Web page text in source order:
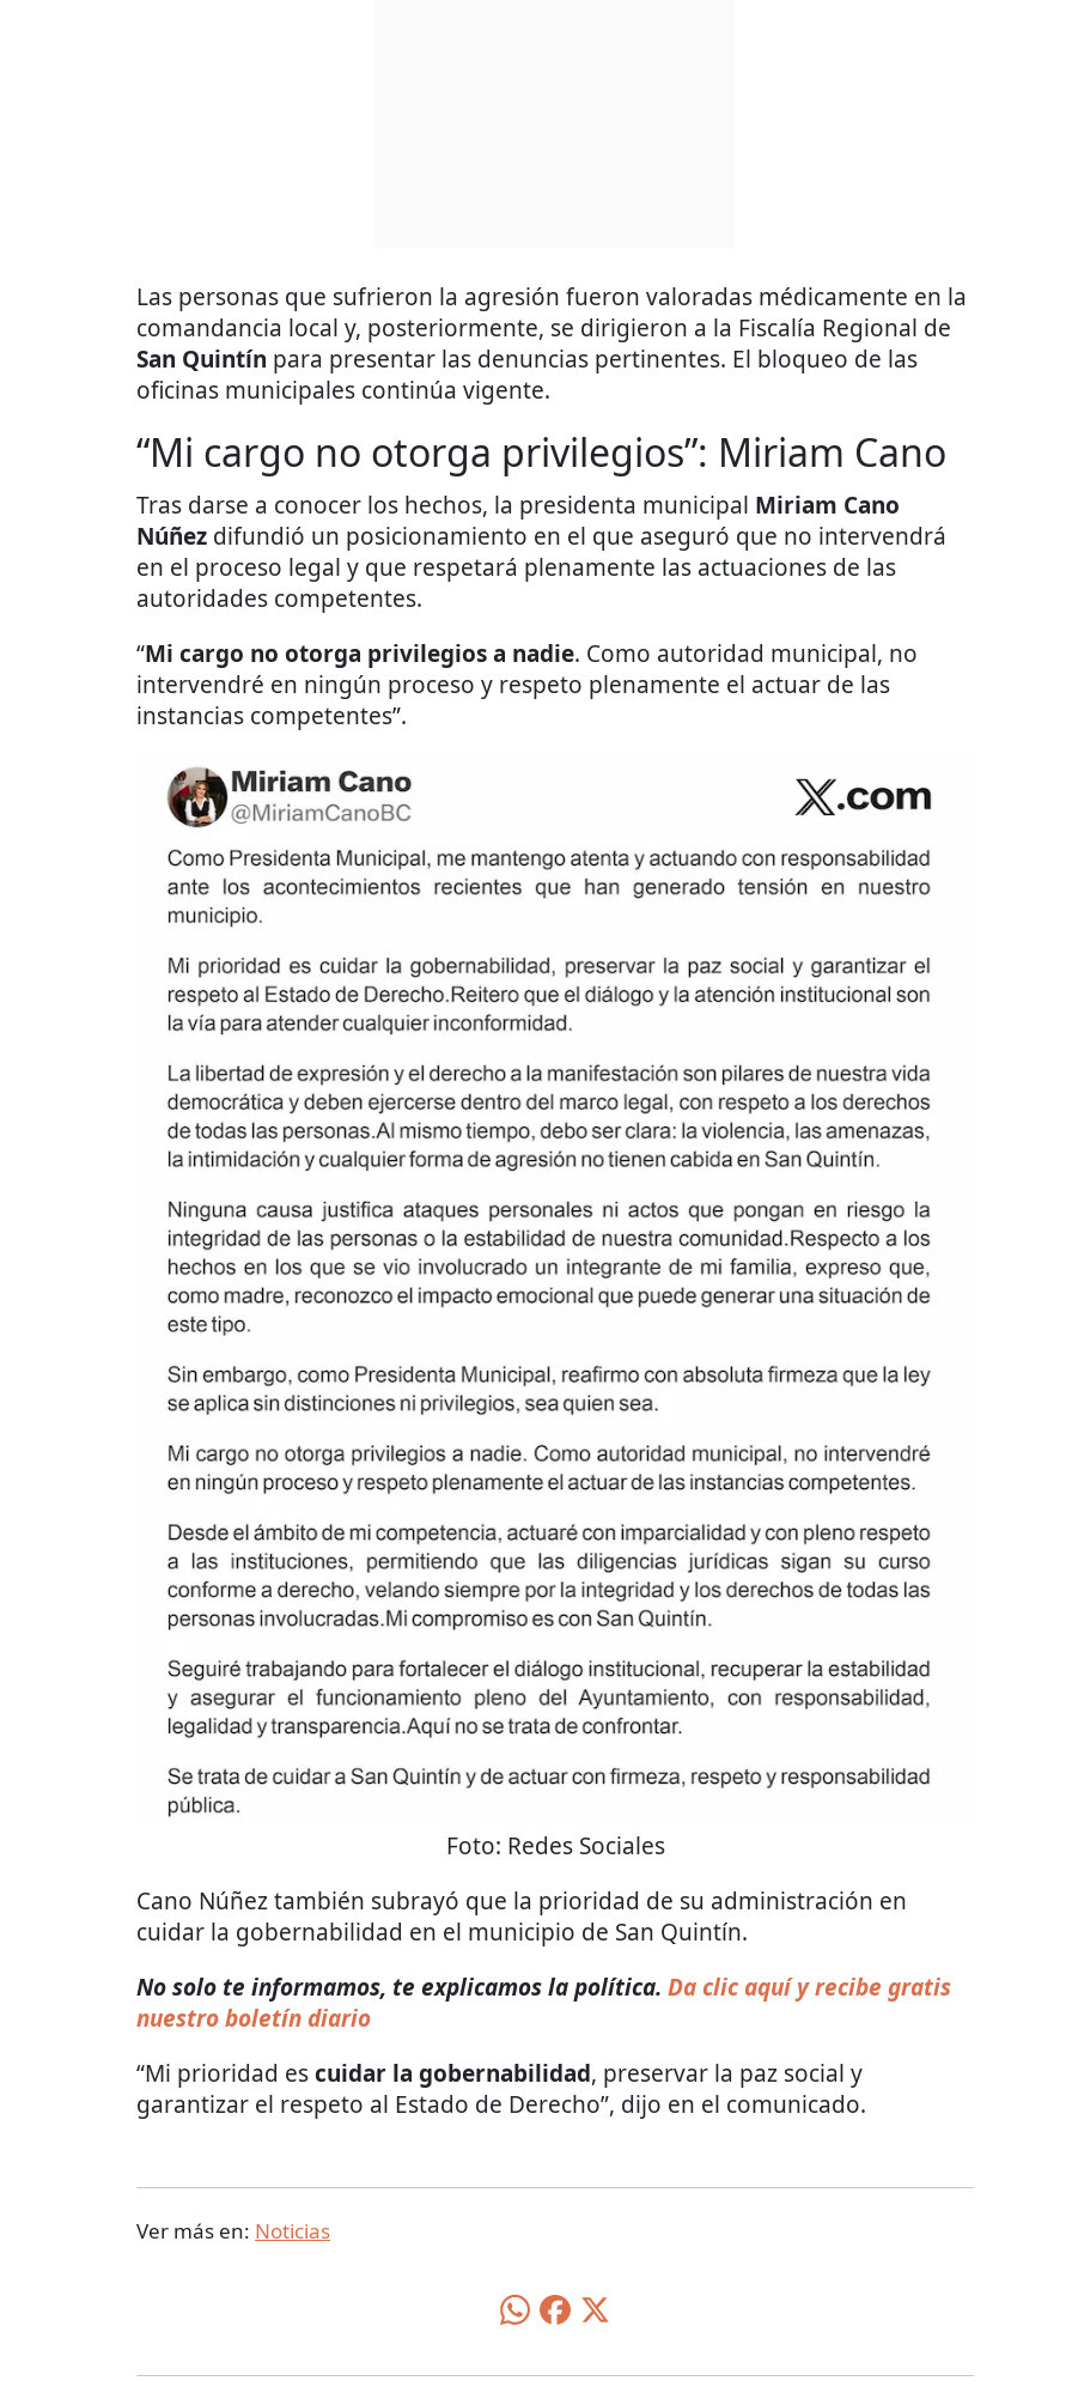
Las personas que sufrieron la agresión fueron valoradas médicamente en la
comandancia local y, posteriormente, se dirigieron a la Fiscalía Regional de
San Quintín para presentar las denuncias pertinentes. El bloqueo de las
oficinas municipales continúa vigente.
“Mi cargo no otorga privilegios”: Miriam Cano
Tras darse a conocer los hechos, la presidenta municipal Miriam Cano
Núñez difundió un posicionamiento en el que aseguró que no intervendrá
en el proceso legal y que respetará plenamente las actuaciones de las
autoridades competentes.
“Mi cargo no otorga privilegios a nadie. Como autoridad municipal, no
intervendré en ningún proceso y respeto plenamente el actuar de las
instancias competentes”.
Foto: Redes Sociales
Cano Núñez también subrayó que la prioridad de su administración en
cuidar la gobernabilidad en el municipio de San Quintín.
No solo te informamos, te explicamos la política. Da clic aquí y recibe gratis
nuestro boletín diario
“Mi prioridad escuidar la gobernabilidad, preservar la paz social y
garantizar el respeto al Estado de Derecho”, dijo en el comunicado.
Ver más en: Noticias